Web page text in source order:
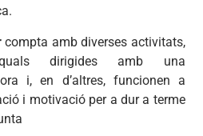
compta amb diverses activitats,
dirigides amb una
i, en d’altres, funcionen a
i motivació per a dur a terme